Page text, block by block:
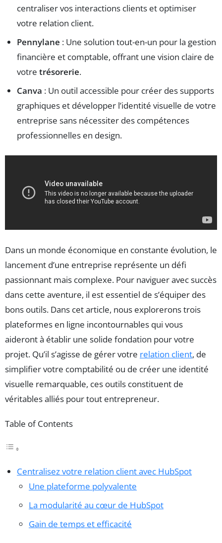
centraliser vos interactions clients et optimiser
votre relation client.
Pennylane : Une solution tout-en-un pour la gestion
financière et comptable, offrant une vision claire de
votre trésorerie.
Canva : Un outil accessible pour créer des supports
graphiques et développer l’identité visuelle de votre
entreprise sans nécessiter des compétences
professionnelles en design.
Dans un monde économique en constante évolution, le
lancement d’une entreprise représente un défi
passionnant mais complexe. Pour naviguer avec succès
dans cette aventure, il est essentiel de s’équiper des
bons outils. Dans cet article, nous explorerons trois
plateformes en ligne incontournables qui vous
aideront à établir une solide fondation pour votre
projet. Qu’il s’agisse de gérer votre relation client, de
simplifier votre comptabilité ou de créer une identité
visuelle remarquable, ces outils constituent de
véritables alliés pour tout entrepreneur.
Table of Contents
Centralisez votre relation client avec HubSpot
Une plateforme polyvalente
La modularité au cœur de HubSpot
Gain de temps et efficacité